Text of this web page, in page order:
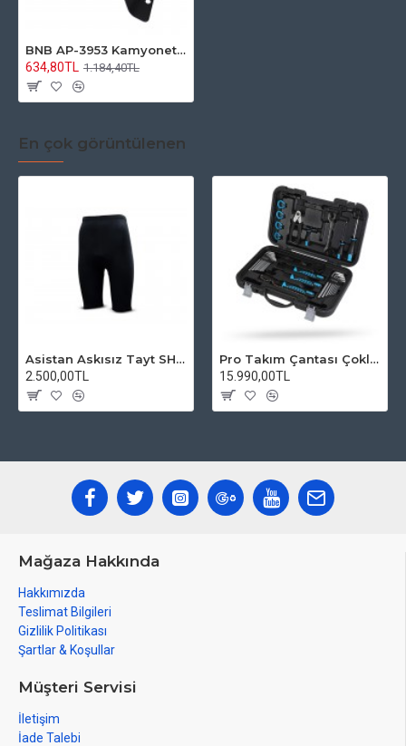
BNB AP-3953 Kamyonet Arka Bisiklet Taşıyıcı QR Mil
634,80TL 1.184,40TL
En çok görüntülenen
Asistan Askısız Tayt SH20 Pedli Siyah
2.500,00TL
Pro Takım Çantası Çoklu Tamir Seti
15.990,00TL
Mağaza Hakkında
Hakkımızda
Teslimat Bilgileri
Gizlilik Politikası
Şartlar & Koşullar
Müşteri Servisi
İletişim
İade Talebi